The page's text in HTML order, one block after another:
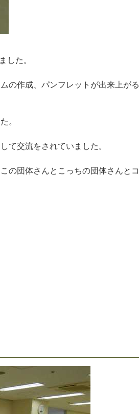
ま した 。
ムの作成 パンフ レ ッ ト が出来 上がる
た 。
して交流をさ れてい ま した 。
こ の団体さ んと こ っちの団体さ んと コ